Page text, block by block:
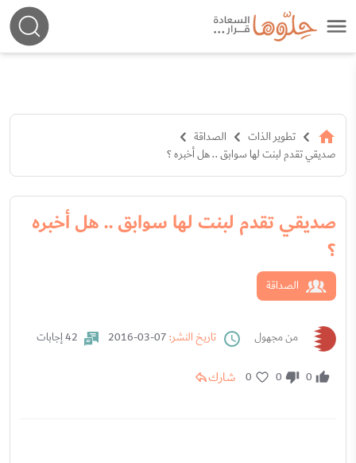
تطوير الذات
الصداقة
صديقي تقدم لبنت لها سوابق .. هل أخبره ؟
صديقي تقدم لبنت لها سوابق .. هل أخبره
؟
الصداقة
من مجهول تاريخ النشر: 42 إجابات
0
0
0 شارك